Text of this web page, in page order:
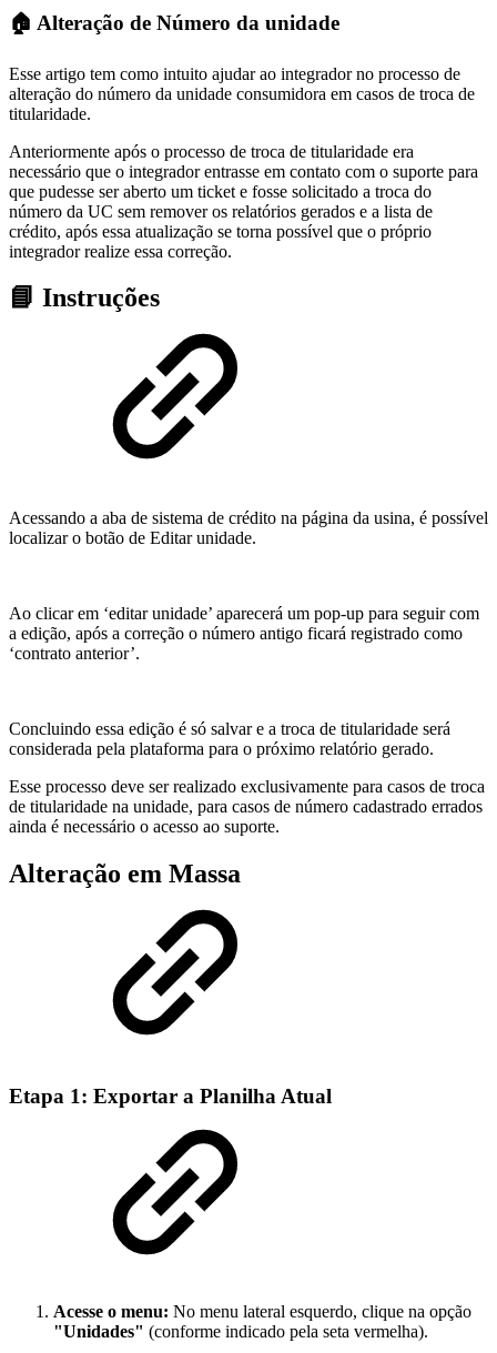
🏠 Alteração de Número da unidade
Esse artigo tem como intuito ajudar ao integrador no processo de
alteração do número da unidade consumidora em casos de troca de
titularidade.
Anteriormente após o processo de troca de titularidade era
necessário que o integrador entrasse em contato com o suporte para
que pudesse ser aberto um ticket e fosse solicitado a troca do
número da UC sem remover os relatórios gerados e a lista de
crédito, após essa atualização se torna possível que o próprio
integrador realize essa correção.
📘 Instruções
Acessando a aba de sistema de crédito na página da usina, é possível
localizar o botão de Editar unidade.
Ao clicar em ‘editar unidade’ aparecerá um pop-up para seguir com
a edição, após a correção o número antigo ficará registrado como
‘contrato anterior’.
Concluindo essa edição é só salvar e a troca de titularidade será
considerada pela plataforma para o próximo relatório gerado.
Esse processo deve ser realizado exclusivamente para casos de troca
de titularidade na unidade, para casos de número cadastrado errados
ainda é necessário o acesso ao suporte.
Alteração em Massa
Etapa 1: Exportar a Planilha Atual
Acesse o menu: No menu lateral esquerdo, clique na opção
"Unidades" (conforme indicado pela seta vermelha).